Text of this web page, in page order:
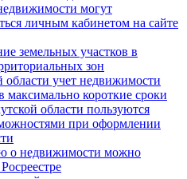
могут
личным кабинетом на сайте
земельных участков в
зон
области учет недвижимости
максимально короткие сроки
области пользуются
при оформлении
о недвижимости можно